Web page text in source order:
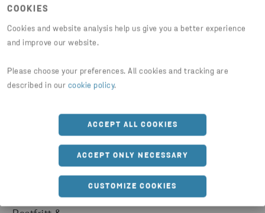
COOKIES
Cookies and website analysis help us give you a better experience
and improve our website.
Please choose your preferences. All cookies and tracking are
described in our cookie policy.
ACCEPT ALL COOKIES
ACCEPT ONLY NECESSARY
CUSTOMIZE COOKIES
stång
Automatstål
oförändrat till
-3%
Olegerad stång -3 till -5%
Mikrolegerad
Seghärdningsstål
CrNi / CrMo
-5% | -2%
Sätthärdningsstål
NiCr / MnCr
-3% | oförändrat
-3%